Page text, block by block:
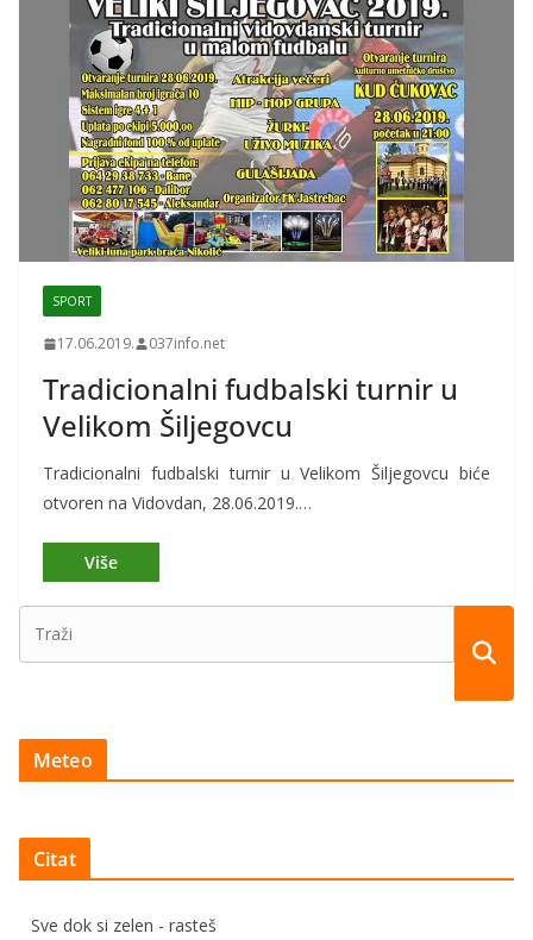
SPORT
17.06.2019. 037info.net
Tradicionalni fudbalski turnir u
Velikom Šiljegovcu
Tradicionalni fudbalski turnir u Velikom Šiljegovcu biće
otvoren na Vidovdan, 28.06.2019.…
Meteo
Citat
Sve dok si zelen - rasteš